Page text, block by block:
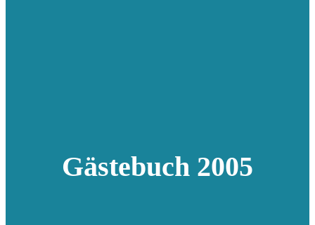
Gästebuch 2005